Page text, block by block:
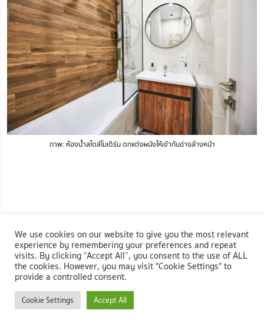
ภาพ: ห้องน้ำสไตล์โมเดิร์น ตกแต่งผนังให้เข้ากับอ่างล้างหน้า
We use cookies on our website to give you the most relevant
experience by remembering your preferences and repeat
visits. By clicking “Accept All”, you consent to the use of ALL
the cookies. However, you may visit "Cookie Settings" to
provide a controlled consent.
Cookie Settings Accept All